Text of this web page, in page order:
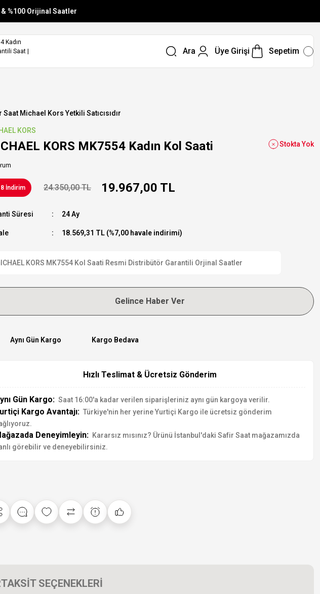
%100 Orijinal Saatler
Ara Üye Girişi Sepetim
Saat Michael Kors Yetkili Satıcısıdır
KORS
KORS MK7554 Kadın Kol Saati Stokta Yok
İndirim 24.350,00 TL 19.967,00 TL
Süresi 24 Ay
18.569,31 TL (%7,00 havale indirimi)
KORS MK7554 Kol Saati Resmi Distribütör Garantili Orjinal Saatler
Gelince Haber Ver
Aynı Gün Kargo Kargo Bedava
Hızlı Teslimat & Ücretsiz Gönderim
Gün Kargo: Saat 16:00'a kadar verilen siparişleriniz aynı gün kargoya verilir.
Kargo Avantajı: Türkiye'nin her yerine Yurtiçi Kargo ile ücretsiz gönderim
Deneyimleyin: Kararsız mısınız? Ürünü İstanbul'daki Safir Saat mağazamızda
görebilir ve deneyebilirsiniz.
TAKSİT SEÇENEKLERİ